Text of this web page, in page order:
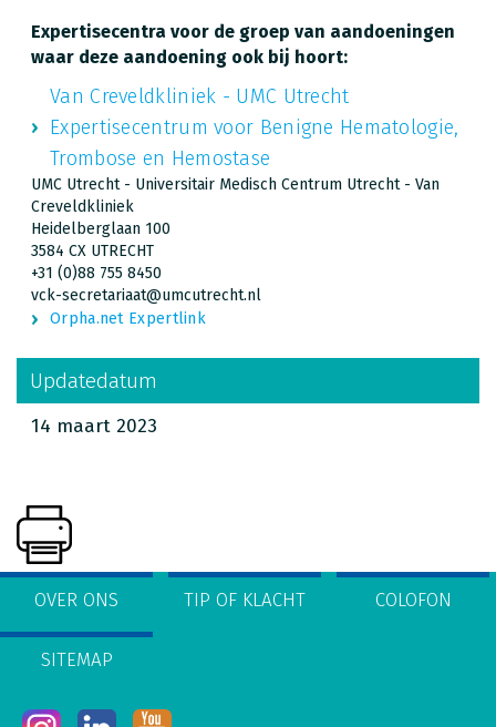
Expertisecentra voor de groep van aandoeningen
waar deze aandoening ook bij hoort:
Van Creveldkliniek - UMC Utrecht
Expertisecentrum voor Benigne Hematologie,
Trombose en Hemostase
UMC Utrecht - Universitair Medisch Centrum Utrecht - Van
Creveldkliniek
Heidelberglaan 100
3584 CX UTRECHT
+31 (0)88 755 8450
vck-secretariaat@umcutrecht.nl
Orpha.net Expertlink
Updatedatum
14 maart 2023
OVER ONS TIP OF KLACHT COLOFON
SITEMAP